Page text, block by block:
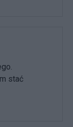
stać